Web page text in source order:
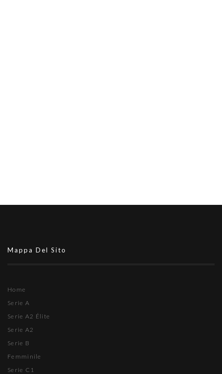
Mappa Del Sito
Home
Serie A
Serie A2 Élite
Serie A2
Serie B
Femminile
Serie C1